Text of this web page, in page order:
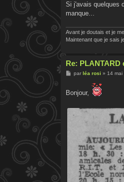
Si j'avais quelques
manque...
Avant je doutais et je
Maintenant que je sais
Re: PLANTARD
M
s
a
e
par léa rosi » 14
Bonjour,